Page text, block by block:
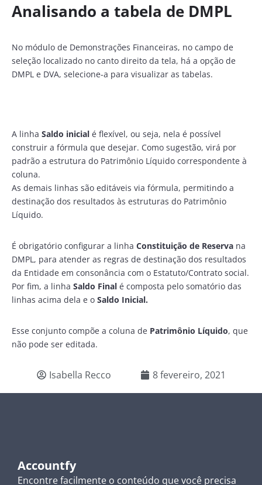
Analisando a tabela de DMPL
No módulo de Demonstrações Financeiras, no campo de
seleção localizado no canto direito da tela, há a opção de
DMPL e DVA, selecione-a para visualizar as tabelas.
A linha Saldo inicial é flexível, ou seja, nela é possível
construir a fórmula que desejar. Como sugestão, virá por
padrão a estrutura do Patrimônio Líquido correspondente à
coluna.
As demais linhas são editáveis via fórmula, permitindo a
destinação dos resultados às estruturas do Patrimônio
Líquido.
É obrigatório configurar a linha Constituição de Reserva na
DMPL, para atender as regras de destinação dos resultados
da Entidade em consonância com o Estatuto/Contrato social.
Por fim, a linha Saldo Final é composta pelo somatório das
linhas acima dela e o Saldo Inicial.
Esse conjunto compõe a coluna de Patrimônio Líquido, que
não pode ser editada.
Isabella Recco 8 fevereiro, 2021
Accountfy
Encontre facilmente o conteúdo que você precisa